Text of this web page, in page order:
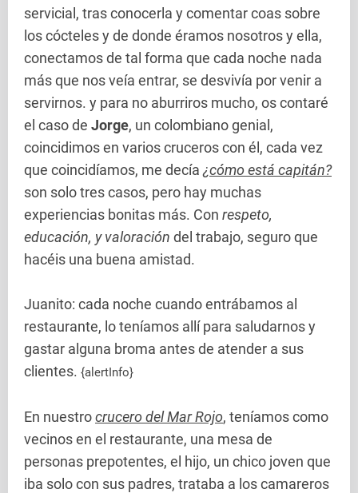
servicial, tras conocerla y comentar coas sobre
los cócteles y de donde éramos nosotros y ella,
conectamos de tal forma que cada noche nada
más que nos veía entrar, se desvivía por venir a
servirnos. y para no aburriros mucho, os contaré
el caso de Jorge, un colombiano genial,
coincidimos en varios cruceros con él, cada vez
que coincidíamos, me decía ¿cómo está capitán?
son solo tres casos, pero hay muchas
experiencias bonitas más. Con respeto,
educación, y valoración del trabajo, seguro que
hacéis una buena amistad.
Juanito: cada noche cuando entrábamos al
restaurante, lo teníamos allí para saludarnos y
gastar alguna broma antes de atender a sus
clientes. {alertInfo}
En nuestrocrucero del Mar Rojo, teníamos como
vecinos en el restaurante, una mesa de
personas prepotentes, el hijo, un chico joven que
iba solo con sus padres, trataba a los camareros